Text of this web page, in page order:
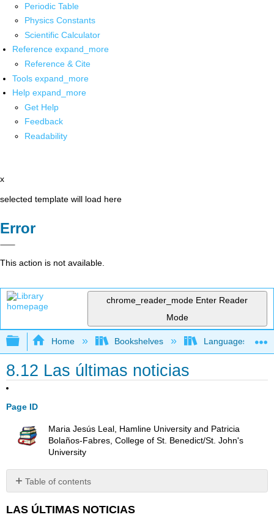
Periodic Table
Physics Constants
Scientific Calculator
Reference expand_more
Reference & Cite
Tools expand_more
Help expand_more
Get Help
Feedback
Readability
x
selected template will load here
Error
This action is not available.
chrome_reader_mode Enter Reader
Mode
Expand/collapse global hierarchy
Home Bookshelves Languages
8.12 Las últimas noticias
Page ID
Maria Jesús Leal, Hamline University and Patricia
Bolaños-Fabres, College of St. Benedict/St. John's
University
Table of contents
No
headers
LAS ÚLTIMAS NOTICIAS